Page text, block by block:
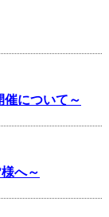
催について～
へ～